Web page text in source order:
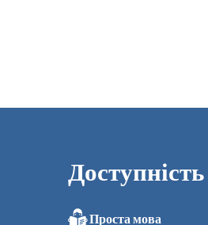
Доступність
Проста мова